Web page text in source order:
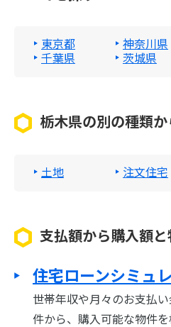
東京都 神奈川県
千葉県
茨城県
栃木県の別の種類か
土地 注文住宅
支払額から購入額
住宅ローンシミュ
世帯年収や月々のお支払
件から、購入可能な物件を